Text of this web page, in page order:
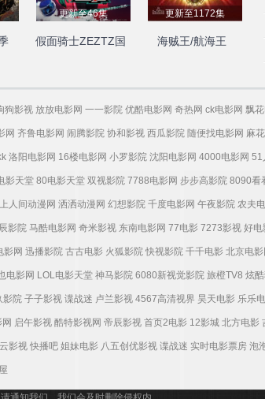
更新至46集
假面骑士ZEZTZ国
更新至1172集
海贼王/航海王
狗影视 放放电影网 一一影院 优酷电影网 奇热网 ck电影网 飘
网 齐鲁电影网 闹腾影院 协和影视 西瓜影院 随便找电影网 麻
洛阳电影网 16楼电影网 小罗影院 沈阳电影网 4000电影网 51
影天堂 80电影天堂 双视影院 7788电影网 步步高影院 8090看
人间动漫网 洒洒动漫网 幻想影院 千度电影网 午夜影院 农夫
影院 马酷电影网 奇米影视 东南电影网 77电影 7273影视 好电
影网 迅播影院 古古电影 火狐影院 快视影院 千千电影 北京电影
电影网 LOL电影天堂 神马影院 6080新视觉影院 旅橙TV8 炫
影院 子子影视 谍战迷 卢兰影视 4567高清视界 昊天电影 乐乐
启午影视 酷特影视网 帝辰影视 首页2电影 12影城 北方电影
影视 快播吧 姐妹电影 八五创优影视 谍战迷 实时电影票房 泡